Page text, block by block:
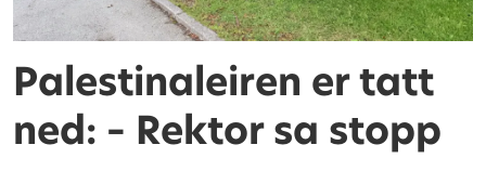
Palestinaleiren er tatt
ned: – Rektor sa stopp